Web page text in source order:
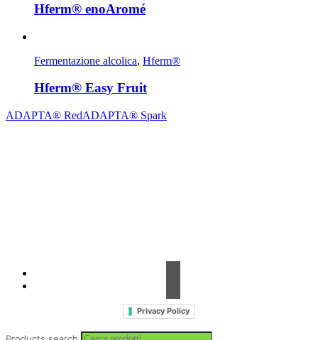
Hferm® enoAromé
Fermentazione alcolica, Hferm®
Hferm® Easy Fruit
ADAPTA® RedADAPTA® Spark
Privacy Policy